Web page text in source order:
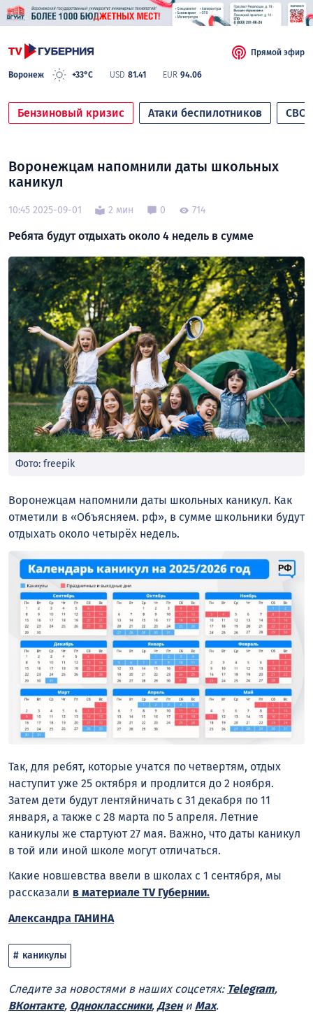
Воронеж +33°C USD 81.41 EUR 94.06
Прямой эфир
Бензиновый кризис Атаки беспилотников СВО
Воронежцам напомнили даты школьных
каникул
10:45 2025-09-01 2 мин 0 714
Ребята будут отдыхать около 4 недель в сумме
Фото: freepik
Воронежцам напомнили даты школьных каникул. Как
отметили в «Объясняем. рф», в сумме школьники будут
отдыхать около четырёх недель.
Так, для ребят, которые учатся по четвертям, отдых
наступит уже 25 октября и продлится до 2 ноября.
Затем дети будут лентяйничать с 31 декабря по 11
января, а также с 28 марта по 5 апреля. Летние
каникулы же стартуют 27 мая. Важно, что даты каникул
в той или иной школе могут отличаться.
Какие новшевства ввели в школах с 1 сентября, мы
рассказали в материале TV Губернии.
Александра ГАНИНА
каникулы
Следите за новостями в наших соцсетях: Telegram,
ВКонтакте, Одноклассники, Дзени Max.